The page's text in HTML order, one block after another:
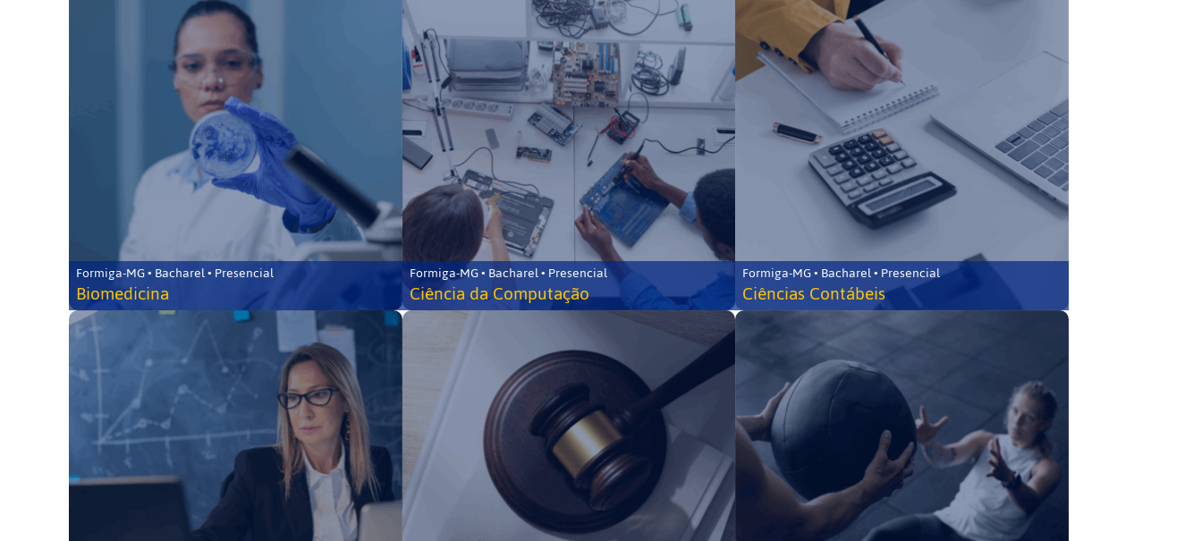
Formiga-MG • Bacharel • Presencial
Biomedicina
Formiga-MG • Bacharel • Presencial
Ciência da Computação
Formiga-MG • Bacharel • Presencial
Ciências Contábeis